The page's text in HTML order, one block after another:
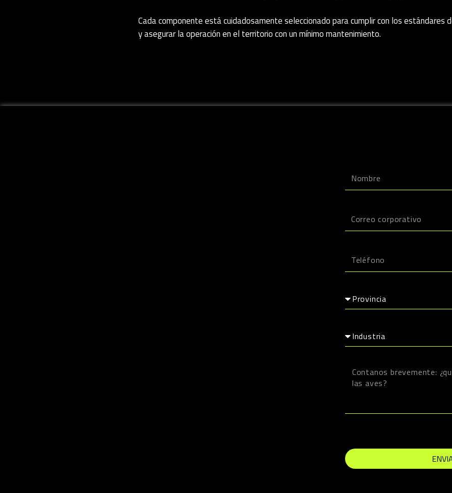
Cada componente está cuidadosamente seleccionado para cumplir con los estándares
y asegurar la operación en el territorio con un mínimo mantenimiento.
Nombre
Email
Teléfono
Provincia
Industria
Consulta